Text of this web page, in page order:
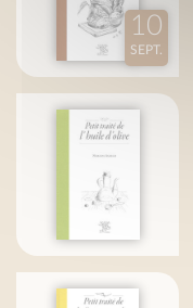
10
SEPT.